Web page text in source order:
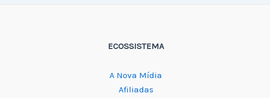
ECOSSISTEMA
A Nova Mídia
Afiliadas